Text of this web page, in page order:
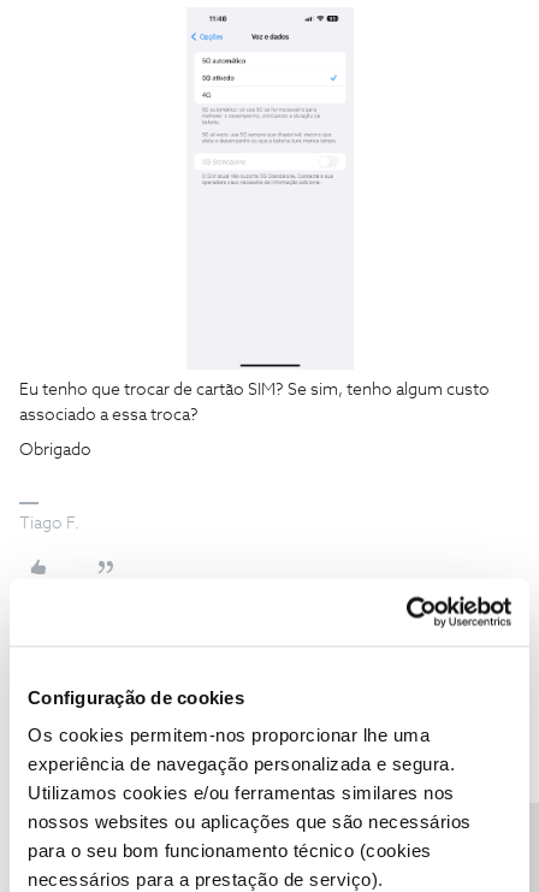
Configuração de cookies
Os cookies permitem-nos proporcionar lhe uma
experiência de navegação personalizada e segura.
Utilizamos cookies e/ou ferramentas similares nos
nossos websites ou aplicações que são necessários
para o seu bom funcionamento técnico (cookies
necessários para a prestação de serviço).
Eu tenho que trocar de cartão SIM? Se sim, tenho algum custo
associado a essa troca?
Obrigado
Tiago F.
Pelo que verificamos, de momento, apenas os equipamentos
iPhone 16 são certificados, através da
Lista de equipamentos
Sugerimos que acompanhe novidades através deste mesmo